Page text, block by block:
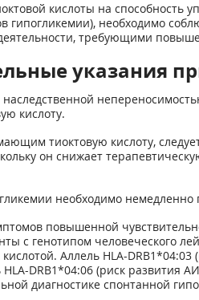
кислоты на способность
гипогликемии), необходимо
требующими
указания
кислоту.
тиоктовую кислоту,
он снижает
необходимо
повышенной
с генотипом человеческого
Аллель HLA-
DRB1*04:06 (риск развития
диагностике спонтанной